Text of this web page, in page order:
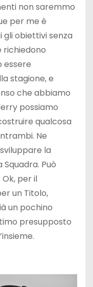
non saremmo
per me è
gli obiettivi senza
richiedono
essere
stagione, e
che abbiamo
possiamo
qualcosa
Ne
la
Può
per il
un Titolo,
un pochino
presupposto